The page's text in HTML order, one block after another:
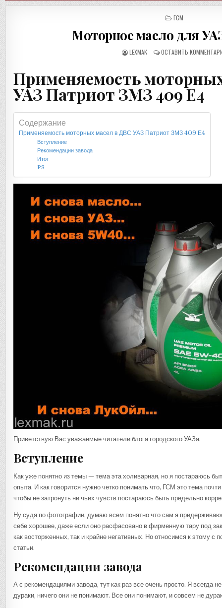
ОПУБЛИКОВАНО
ГСМ
Моторное масло для
LEXMAK ОСТАВИТЬ
Применяемость
УАЗ Патриот ЗМЗ 409 Е4
Содержание
Применяемость моторных масел в ДВС УАЗ Патриот ЗМЗ 409 Е4
Вступление
Рекомендации завода
Итог
PS
Приветствую Вас уважаемые читатели блога городского УАЗа.
Вступление
Как уже понятно из темы — тема эта холиварная, но я постараюсь
опыта. И как говорится нужно четко понимать что, ГСМ это тема
чтобы не затронуть ни чьих чувств постараюсь быть предельно
Ну судя по фотографии, думаю всем понятно что сам я
себе хорошее, даже если оно расфасовано в фирменную тару под
как восторженных, так и крайне негативных. Но относимся к этому с
статьи.
Рекомендации завода
А с рекомендациями завода, тут как раз все очень просто. Я всегда
дураки, ничего они не понимают. Все они понимают, и совсем не